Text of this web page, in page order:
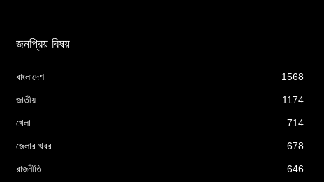
জনপ্রিয় বিষয়
বাংলাদেশ 1568
জাতীয় 1174
খেলা 714
জেলার খবর 678
রাজনীতি 646